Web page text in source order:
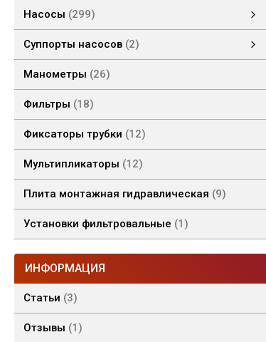
Насосы 299
Суппорты насосов 2
Манометры 26
Фильтры 18
Фиксаторы трубки 12
Мультипликаторы 12
Плита монтажная гидравлическая 9
Установки фильтровальные 1
ИНФОРМАЦИЯ
Статьи 3
Отзывы 1